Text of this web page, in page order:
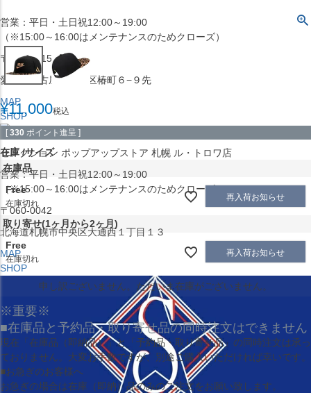
営業：平日・土日祝12:00～19:00
（※15:00～16:00はメンテナンスのためクローズ）
〒453-0015
愛知県名古屋市中村区椿町６−９先
MAP
SHOP
セレクション ポップアップストア 札幌 ル・トロワ店
営業：平日・土日祝12:00～19:00
（※15:00～16:00はメンテナンスのためクローズ）
〒060-0042
北海道札幌市中央区大通西１丁目１３
MAP
SHOP
¥11,000税込
[ 330 ポイント進呈 ]
在庫 サイズ
在庫品
Free
在庫切れ
再入荷お知らせ
取り寄せ(1ヶ月から2ヶ月)
Free
在庫切れ
再入荷お知らせ
申し訳ございません。ただいま在庫がございません。
※重要※
■在庫品と予約品・取り寄せ品の同時注文はできません
現在 「在庫品（即納品）」と 「予約品・取り寄せ品」 の同時注文は承っ
ておりません。大変お手数ですが、別途ご購入いただければ幸いです。
■お急ぎのお客様へ
お急ぎの場合は在庫（即納）品のみのご注文をお願い致します。